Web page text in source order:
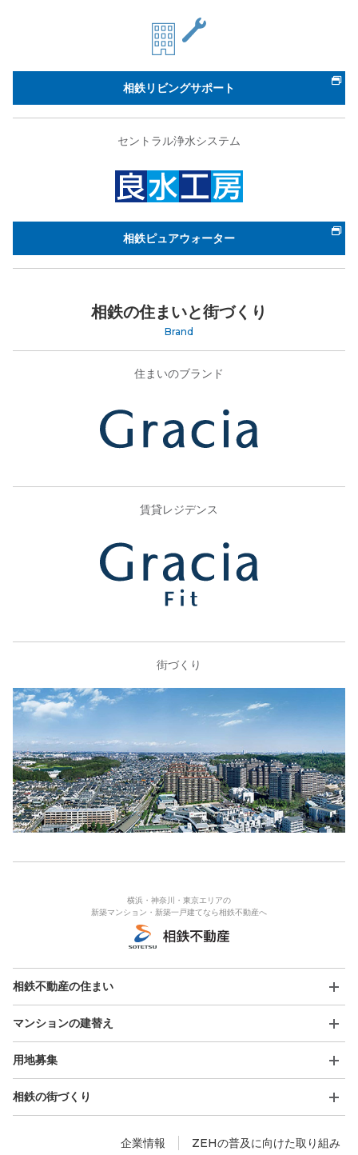
相鉄リビングサポート
セントラル浄水システム
相鉄ピュアウォーター
相鉄の住まいと街づくり
Brand
住まいのブランド
賃貸レジデンス
街づくり
横浜・神奈川・東京エリアの
新築マンション・新築一戸建てなら相鉄不動産へ
相鉄不動産の住まい
マンションの建替え
用地募集
相鉄の街づくり
企業情報 ZEHの普及に向けた取り組み